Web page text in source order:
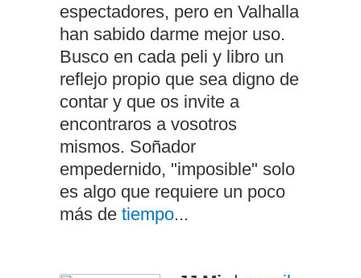
espectadores, pero en Valhalla
han sabido darme mejor uso.
Busco en cada peli y libro un
reflejo propio que sea digno de
contar y que os invite a
encontraros a vosotros
mismos. Soñador
empedernido, "imposible" solo
es algo que requiere un poco
más de tiempo...